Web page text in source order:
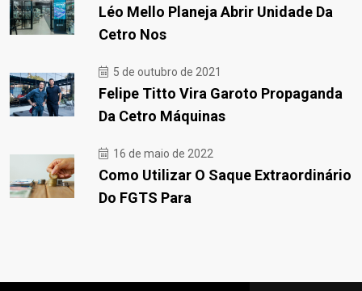
Léo Mello Planeja Abrir Unidade Da
Cetro Nos
5 de outubro de 2021
Felipe Titto Vira Garoto Propaganda
Da Cetro Máquinas
16 de maio de 2022
Como Utilizar O Saque Extraordinário
Do FGTS Para